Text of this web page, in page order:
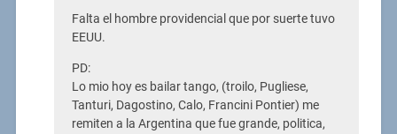
Falta el hombre providencial que por suerte tuvo
EEUU.
PD:
Lo mio hoy es bailar tango, (troilo, Pugliese,
Tanturi, Dagostino, Calo, Francini Pontier) me
remiten a la Argentina que fue grande, politica,